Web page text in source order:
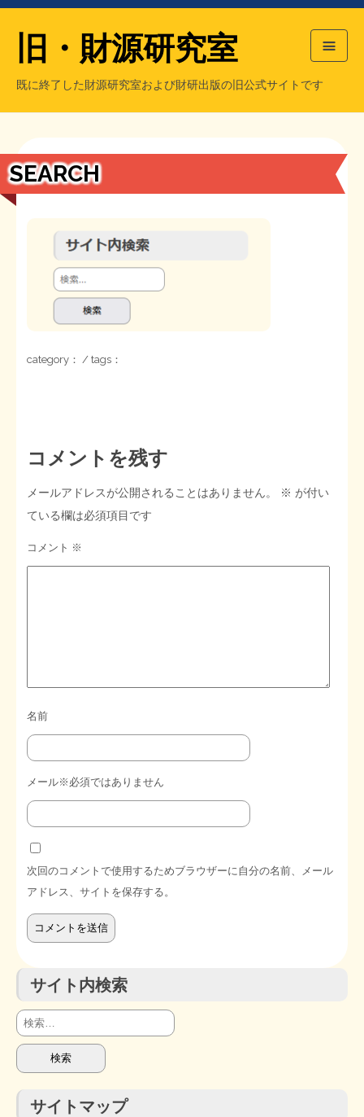
【国の、本当の】財源チラシ／旧・財源研究室
シン財源はあなたです／合同誌／旧・サブカル分室
日本経済を解説するヤンキー／MIHANAマンガ／旧・財研出版
もっと知りたい方へ
マネクリ戦士 RED & BLACK
MMTの学習資料
旧・財源研究室
既に終了した財源研究室および財研出版の旧公式サイトです
旧・財源研究室について
チラシ発行部数
旧・財研出版について
SEARCH
category： / tags：
コメントを残す
メールアドレスが公開されることはありません。 ※ が付い
ている欄は必須項目です
コメント ※
名前
メール※必須ではありません
次回のコメントで使用するためブラウザーに自分の名前、メール
アドレス、サイトを保存する。
サイト内検索
検
索:
サイトマップ